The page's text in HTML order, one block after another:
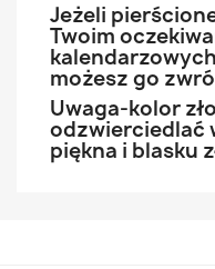
Jeżeli
Twoim
możesz go
Uwaga-kolor
odzwierciedlać
piękna i blasku